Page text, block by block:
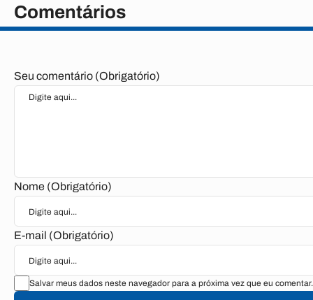
Comentários
Seu comentário (Obrigatório)
Nome (Obrigatório)
E-mail (Obrigatório)
Salvar meus dados neste navegador para a próxima vez que eu comentar.